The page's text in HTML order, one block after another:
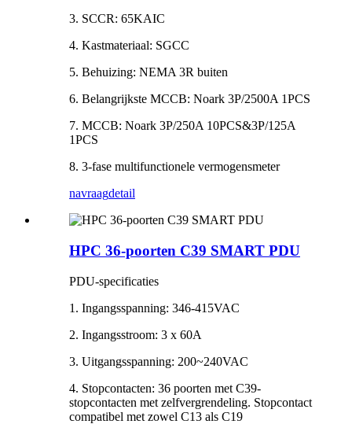
3. SCCR: 65KAIC
4. Kastmateriaal: SGCC
5. Behuizing: NEMA 3R buiten
6. Belangrijkste MCCB: Noark 3P/2500A 1PCS
7. MCCB: Noark 3P/250A 10PCS&3P/125A
1PCS
8. 3-fase multifunctionele vermogensmeter
navraagdetail
HPC 36-poorten C39 SMART PDU
PDU-specificaties
1. Ingangsspanning: 346-415VAC
2. Ingangsstroom: 3 x 60A
3. Uitgangsspanning: 200~240VAC
4. Stopcontacten: 36 poorten met C39-
stopcontacten met zelfvergrendeling. Stopcontact
compatibel met zowel C13 als C19